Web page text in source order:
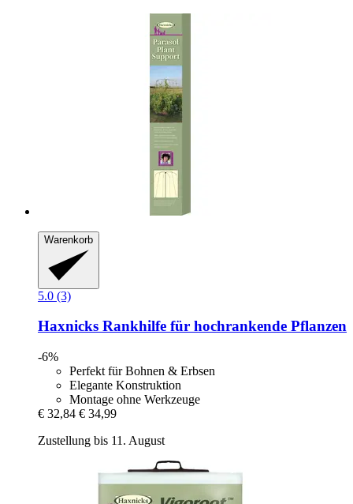
Warenkorb
5.0 (3)
Haxnicks Rankhilfe für hochrankende Pflanzen
-6%
Perfekt für Bohnen & Erbsen
Elegante Konstruktion
Montage ohne Werkzeuge
€ 32,84 € 34,99
Zustellung bis 11. August